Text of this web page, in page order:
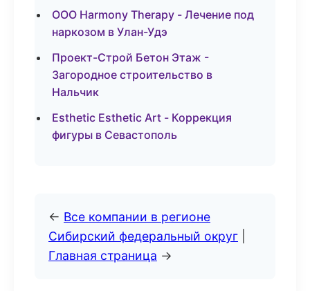
ООО Harmony Therapy - Лечение под
наркозом в Улан-Удэ
Проект-Строй Бетон Этаж -
Загородное строительство в
Нальчик
Esthetic Esthetic Art - Коррекция
фигуры в Севастополь
← Все компании в регионе
Сибирский федеральный округ
Главная страница →